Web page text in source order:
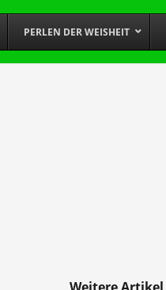
PERLEN DER WEISHEIT